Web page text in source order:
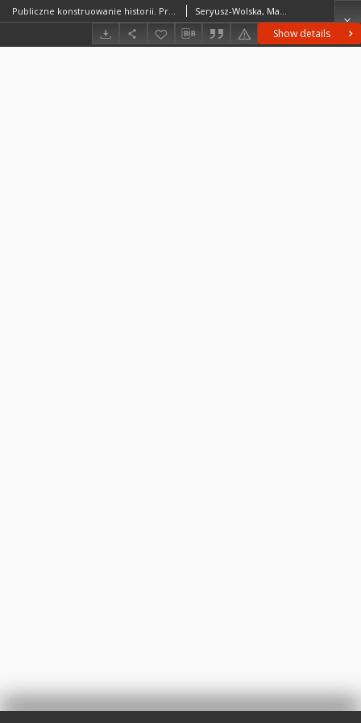
Show details
Publiczne konstruowanie historii. Przeszłość w prawicowej ikonografii Seryusz-Wolska, Magdalena